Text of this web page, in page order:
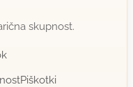
skupnost.
Piškotki